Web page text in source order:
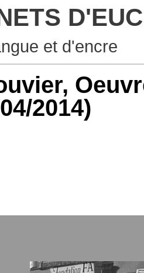
et d'encre
2014)